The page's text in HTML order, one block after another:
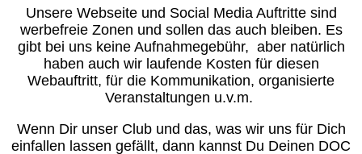
Unsere Webseite und Social Media Auftritte sind
werbefreie Zonen und sollen das auch bleiben. Es
gibt bei uns keine Aufnahmegebühr, aber natürlich
haben auch wir laufende Kosten für diesen
Webauftritt, für die Kommunikation, organisierte
Veranstaltungen u.v.m.
Wenn Dir unser Club und das, was wir uns für Dich
einfallen lassen gefällt, dann kannst Du Deinen DOC